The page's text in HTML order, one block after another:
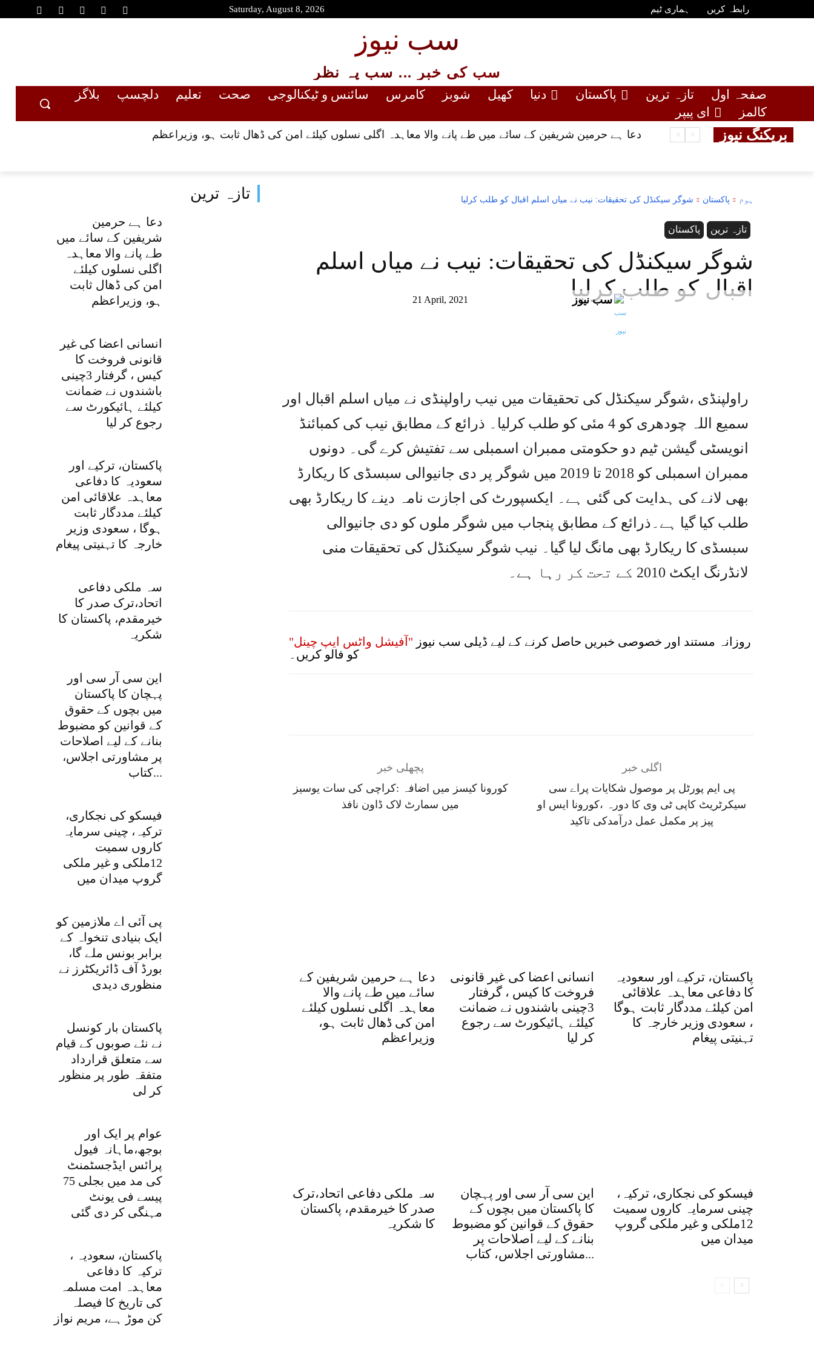
Saturday, August 8, 2026 رابطہ کریں ہماری ٹیم
سب نیوز
سب کی خبر ... سب پہ نظر
صفحہ اول تازہ ترین پاکستان دنیا کھیل شوبز کامرس سائنس و ٹیکنالوجی صحت تعلیم دلچسپ
بلاگز
کالمز
ای پیپر
بریکنگ نیوز دعا ہے حرمین شریفین کے سائے میں طے پانے والا معاہدہ اگلی نسلوں کیلئے امن کی ڈھال ثابت ہو، وزیراعظم
تازہ ترین
دعا ہے حرمین
شریفین کے سائے میں
طے پانے والا معاہدہ
اگلی نسلوں کیلئے
امن کی ڈھال ثابت
ہو، وزیراعظم
انسانی اعضا کی غیر
قانونی فروخت کا
کیس ، گرفتار 3چینی
باشندوں نے ضمانت
کیلئے ہائیکورٹ سے
رجوع کر لیا
پاکستان، ترکیے اور
سعودیہ کا دفاعی
معاہدہ علاقائی امن
کیلئے مددگار ثابت
ہوگا ، سعودی وزیر
خارجہ کا تہنیتی پیغام
سہ ملکی دفاعی
اتحاد،ترک صدر کا
خیرمقدم، پاکستان کا
شکریہ
این سی آر سی اور
پہچان کا پاکستان
میں بچوں کے حقوق
کے قوانین کو مضبوط
بنانے کے لیے اصلاحات
پر مشاورتی اجلاس،
کتاب...
فیسکو کی نجکاری،
ترکیہ، چینی سرمایہ
کاروں سمیت
12ملکی و غیر ملکی
گروپ میدان میں
پی آئی اے ملازمین کو
ایک بنیادی تنخواہ کے
برابر بونس ملے گا،
بورڈ آف ڈائریکٹرز نے
منظوری دیدی
پاکستان بار کونسل
نے نئے صوبوں کے قیام
سے متعلق قرارداد
متفقہ طور پر منظور
کر لی
عوام پر ایک اور
بوجھ،ماہانہ فیول
پرائس ایڈجسٹمنٹ
کی مد میں بجلی 75
پیسے فی یونٹ
مہنگی کر دی گئی
پاکستان، سعودیہ ،
ترکیہ کا دفاعی
معاہدہ امت مسلمہ
کی تاریخ کا فیصلہ
کن موڑ ہے، مریم نواز
ہوم پاکستان شوگر سیکنڈل کی تحقیقات: نیب نے میاں اسلم اقبال کو طلب کرلیا
پاکستان تازہ ترین
شوگر سیکنڈل کی تحقیقات: نیب نے میاں اسلم
اقبال کو طلب کرلیا
21 April, 2021 سب نیوز
راولپنڈی ،شوگر سیکنڈل کی تحقیقات میں نیب راولپنڈی نے میاں اسلم اقبال اور
سمیع اللہ چودھری کو 4 مئی کو طلب کرلیا۔ ذرائع کے مطابق نیب کی کمبائنڈ
انویسٹی گیشن ٹیم دو حکومتی ممبران اسمبلی سے تفتیش کرے گی۔ دونوں
ممبران اسمبلی کو 2018 تا 2019 میں شوگر پر دی جانیوالی سبسڈی کا ریکارڈ
بھی لانے کی ہدایت کی گئی ہے۔ ایکسپورٹ کی اجازت نامہ دینے کا ریکارڈ بھی
طلب کیا گیا ہے۔ذرائع کے مطابق پنجاب میں شوگر ملوں کو دی جانیوالی
سبسڈی کا ریکارڈ بھی مانگ لیا گیا۔ نیب شوگر سیکنڈل کی تحقیقات منی
لانڈرنگ ایکٹ 2010 کے تحت کر رہا ہے۔
روزانہ مستند اور خصوصی خبریں حاصل کرنے کے لیے ڈیلی سب نیوز "آفیشل واٹس ایپ چینل"
کو فالو کریں۔
پچھلی خبر
کورونا کیسز میں اضافہ :کراچی کی سات یوسیز
میں سمارٹ لاک ڈاون نافذ
اگلی خبر
پی ایم پورٹل پر موصول شکایات پراے سی
سیکرٹریٹ کاپی ٹی وی کا دورہ ،کورونا ایس او
پیز پر مکمل عمل درآمدکی تاکید
دعا ہے حرمین شریفین کے
سائے میں طے پانے والا
معاہدہ اگلی نسلوں کیلئے
امن کی ڈھال ثابت ہو،
وزیراعظم
انسانی اعضا کی غیر قانونی
فروخت کا کیس ، گرفتار
3چینی باشندوں نے ضمانت
کیلئے ہائیکورٹ سے رجوع
کر لیا
پاکستان، ترکیے اور سعودیہ
کا دفاعی معاہدہ علاقائی
امن کیلئے مددگار ثابت ہوگا
، سعودی وزیر خارجہ کا
تہنیتی پیغام
سہ ملکی دفاعی اتحاد،ترک
صدر کا خیرمقدم، پاکستان
کا شکریہ
این سی آر سی اور پہچان
کا پاکستان میں بچوں کے
حقوق کے قوانین کو مضبوط
بنانے کے لیے اصلاحات پر
مشاورتی اجلاس، کتاب...
فیسکو کی نجکاری، ترکیہ،
چینی سرمایہ کاروں سمیت
12ملکی و غیر ملکی گروپ
میدان میں